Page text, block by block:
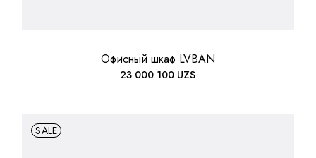
Офисный шкаф LVBAN
23 000 100 UZS
SALE